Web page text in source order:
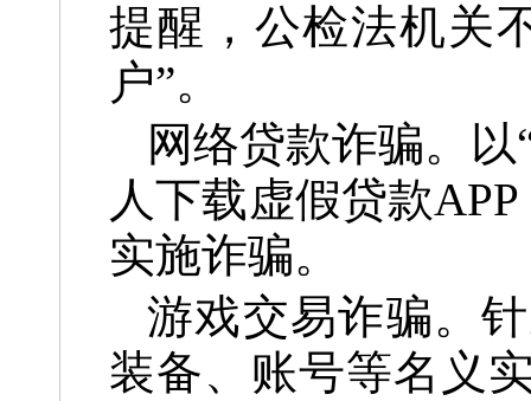
提醒，公检法机关
户”。
网络贷款诈骗。
人下载虚假贷款
实施诈骗。
游戏交易诈骗。
装备、账号等名义